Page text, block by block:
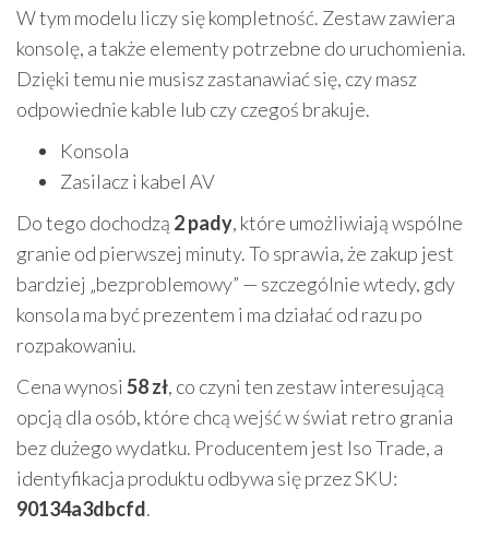
W tym modelu liczy się kompletność. Zestaw zawiera
konsolę, a także elementy potrzebne do uruchomienia.
Dzięki temu nie musisz zastanawiać się, czy masz
odpowiednie kable lub czy czegoś brakuje.
Konsola
Zasilacz i kabel AV
Do tego dochodzą 2 pady, które umożliwiają wspólne
granie od pierwszej minuty. To sprawia, że zakup jest
bardziej „bezproblemowy” — szczególnie wtedy, gdy
konsola ma być prezentem i ma działać od razu po
rozpakowaniu.
Cena wynosi 58 zł, co czyni ten zestaw interesującą
opcją dla osób, które chcą wejść w świat retro grania
bez dużego wydatku. Producentem jest Iso Trade, a
identyfikacja produktu odbywa się przez SKU:
90134a3dbcfd.